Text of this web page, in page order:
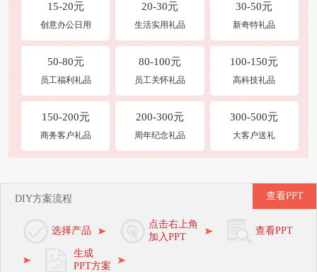
15-20元
创意办公日用
20-30元
生活实用礼品
30-50元
新奇特礼品
50-80元
员工福利礼品
80-100元
员工关怀礼品
100-150元
高科技礼品
150-200元
商务客户礼品
200-300元
周年纪念礼品
300-500元
大客户送礼
DIY方案流程
选择产品
点击右上角
加入PPT
查看PPT
生成
PPT方案
查看PPT